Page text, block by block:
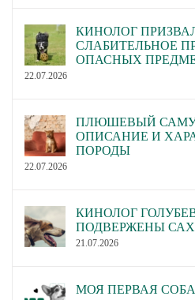
КИНОЛОГ
СЛАБИТЕЛЬНОЕ
ОПАСНЫХ
22.07.2026
ПЛЮШЕВЫЙ
ОПИСАНИЕ И
ПОРОДЫ
22.07.2026
КИНОЛОГ
ПОДВЕРЖЕНЫ
21.07.2026
МОЯ ПЕРВАЯ